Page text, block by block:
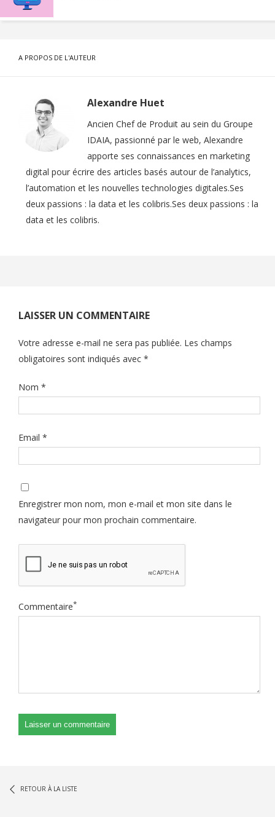
A PROPOS DE L'AUTEUR
Alexandre Huet
Ancien Chef de Produit au sein du Groupe
IDAIA, passionné par le web, Alexandre
apporte ses connaissances en marketing
digital pour écrire des articles basés autour de l’analytics,
l’automation et les nouvelles technologies digitales.Ses
deux passions : la data et les colibris.Ses deux passions : la
data et les colibris.
LAISSER UN COMMENTAIRE
Votre adresse e-mail ne sera pas publiée. Les champs
obligatoires sont indiqués avec *
Nom *
Email *
Enregistrer mon nom, mon e-mail et mon site dans le
navigateur pour mon prochain commentaire.
Commentaire*
RETOUR À LA LISTE